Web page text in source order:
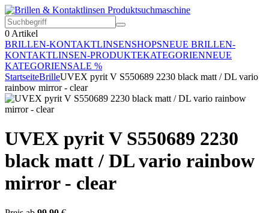
0 Artikel
BRILLEN-KONTAKTLINSENSHOPSNEUE BRILLEN-
KONTAKTLINSEN-PRODUKTEKATEGORIENNEUE
KATEGORIENSALE %
StartseiteBrilleUVEX pyrit V S550689 2230 black matt / DL vario
rainbow mirror - clear
UVEX pyrit V S550689 2230
black matt / DL vario rainbow
mirror - clear